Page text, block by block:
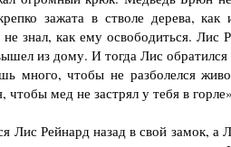
зажата в стволе дерева,
знал, как ему освободиться. Лис
из дому. И тогда Лис
чтобы не разболелся
чтобы мед не застрял у тебя в
Лис Рейнард назад в свой замок,